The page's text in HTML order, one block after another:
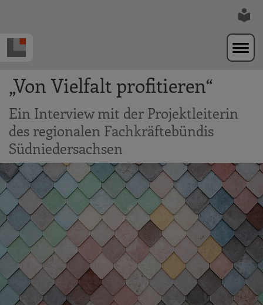
„Von Vielfalt profitieren“
Ein Interview mit der Projektleiterin
des regionalen Fachkräftebündis
Südniedersachsen